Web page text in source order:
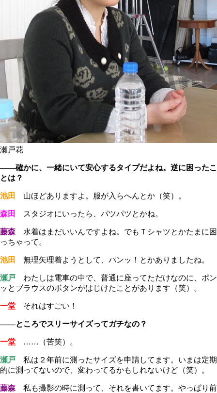
瀬戸花
――確かに、一緒にいて安心するタイプだよね。逆に困ったこ
とは？
池田 山ほどありますよ。服が入らへんとか（笑）。
森田 スタジオにいったら、パツパツとかね。
藤森 水着はまだいいんですよね。でもＴシャツとかたまに困
っちゃって。
池田 無理矢理着ようとして、パンッ！とかありましたね。
瀬戸 わたしは電車の中で、普通に座ってただけなのに、ポン
ッとブラウスのボタンがはじけたことがあります（笑）。
一堂 それはすごい！
――ところでスリーサイズってガチなの？
一堂 ……（苦笑）。
瀬戸 私は２年前に測ったサイズを申請してます。いまは定期
的に測ってないので、変わってるかもしれないけど（笑）。
藤森 私も撮影の時に測って、それを書いてます。やっぱり前